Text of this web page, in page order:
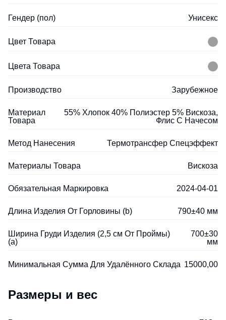
Гендер (пол) Унисекс
Цвет Товара
Цвета Товара
Производство Зарубежное
Материал
Товара
55% Хлопок 40% Полиэстер 5% Вискоза,
Флис С Начесом
Метод Нанесения Термотрансфер Спецэффект
Материалы Товара Вискоза
Обязательная Маркировка 2024-04-01
Длина Изделия От Горловины (b) 790±40 мм
Ширина Груди Изделия (2,5 см От Проймы)
(a)
700±30
мм
Минимальная Сумма Для Удалённого Склада 15000,00
Размеры и вес